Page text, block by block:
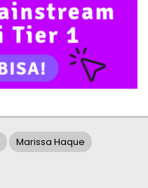
Marissa Haque